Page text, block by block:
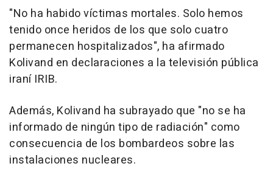
"No ha habido víctimas mortales. Solo hemos
tenido once heridos de los que solo cuatro
permanecen hospitalizados", ha afirmado
Kolivand en declaraciones a la televisión pública
iraní IRIB.
Además, Kolivand ha subrayado que "no se ha
informado de ningún tipo de radiación" como
consecuencia de los bombardeos sobre las
instalaciones nucleares.